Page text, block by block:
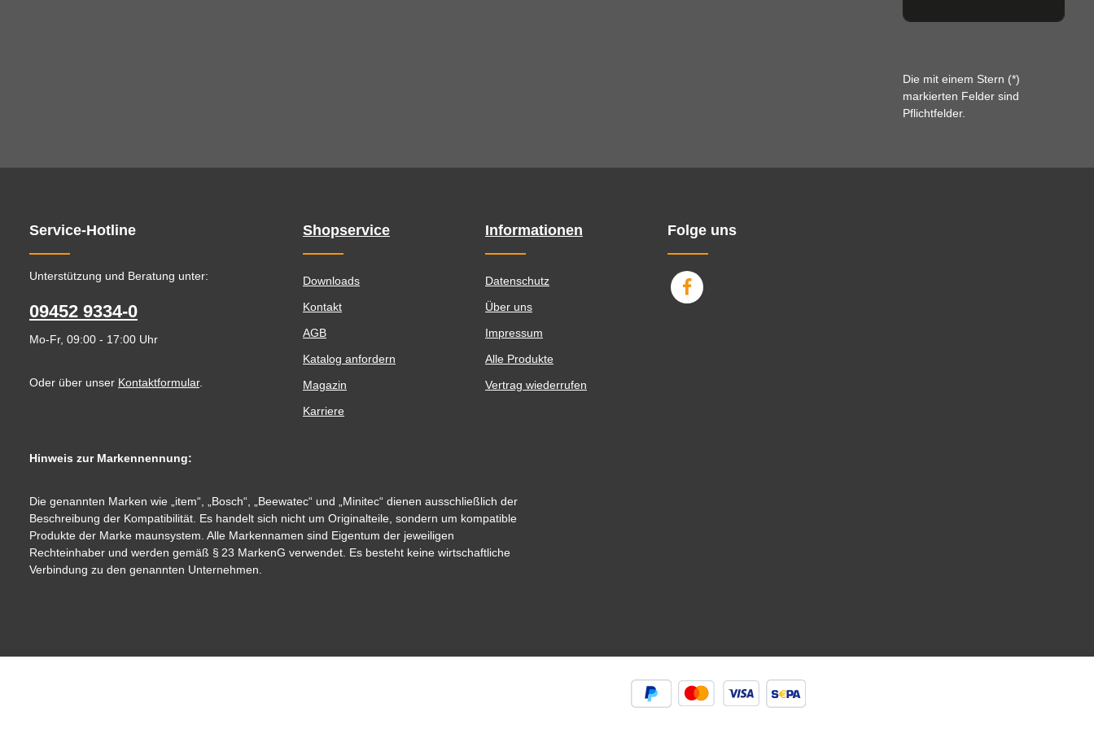
Die mit einem Stern (*)
markierten Felder sind
Pflichtfelder.
Service-Hotline
Unterstützung und Beratung unter:
09452 9334-0
Mo-Fr, 09:00 - 17:00 Uhr
Oder über unser Kontaktformular.
Shopservice
Downloads
Kontakt
AGB
Katalog anfordern
Magazin
Karriere
Informationen
Datenschutz
Über uns
Impressum
Alle Produkte
Vertrag wiederrufen
Folge uns
Hinweis zur Markennennung:
Die genannten Marken wie „item“, „Bosch“, „Beewatec“ und „Minitec“ dienen ausschließlich der
Beschreibung der Kompatibilität. Es handelt sich nicht um Originalteile, sondern um kompatible
Produkte der Marke maunsystem. Alle Markennamen sind Eigentum der jeweiligen
Rechteinhaber und werden gemäß § 23 MarkenG verwendet. Es besteht keine wirtschaftliche
Verbindung zu den genannten Unternehmen.